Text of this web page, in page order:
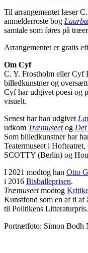
Til arrangementet læser
anmelderroste bog
samtale som føres på
Arrangementet er gratis
Om Cyf
C. Y. Frostholm eller Cyf
billedkunstner og
Cyf har udgivet poesi og
visuelt.
Senest har han udgivet
udkom Træmuseetog
Som billedkunstner har
Teatermuseet i
SCOTTY (Berlin) og
I 2021 modtog han Otto
i 2016 Bisballeprisen.
Træmuseetmodtog
Kunstfond som en af ti af
til Politikens Litteraturpris.
Portrætfoto: Simon Bodh